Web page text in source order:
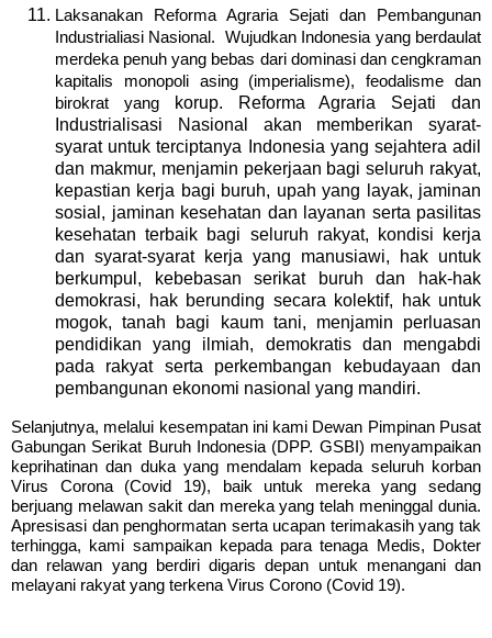
Laksanakan Reforma Agraria Sejati dan Pembangunan
Industrialiasi Nasional. Wujudkan Indonesia yang berdaulat
merdeka penuh yang bebas dari dominasi dan cengkraman
kapitalis monopoli asing (imperialisme), feodalisme dan
birokrat yang
korup.
Reforma Agraria Sejati dan
Industrialisasi Nasional akan memberikan syarat-
syarat untuk terciptanya Indonesia yang sejahtera adil
dan makmur, menjamin pekerjaan bagi seluruh rakyat,
kepastian kerja bagi buruh, upah yang layak, jaminan
sosial, jaminan kesehatan dan layanan serta pasilitas
kesehatan terbaik bagi seluruh rakyat, kondisi kerja
dan syarat-syarat kerja yang manusiawi, hak untuk
berkumpul, kebebasan serikat buruh dan hak-hak
demokrasi, hak berunding secara kolektif, hak untuk
mogok, tanah bagi kaum tani, menjamin perluasan
pendidikan yang ilmiah, demokratis dan mengabdi
pada rakyat serta perkembangan kebudayaan dan
pembangunan ekonomi nasional yang mandiri.
Selanjutnya, melalui kesempatan ini kami Dewan Pimpinan Pusat
Gabungan Serikat Buruh Indonesia (DPP. GSBI) menyampaikan
keprihatinan dan duka yang mendalam kepada seluruh korban
Virus Corona (Covid 19), baik untuk mereka yang sedang
berjuang melawan sakit dan mereka yang telah meninggal dunia.
Apresisasi dan penghormatan serta ucapan terimakasih yang tak
terhingga, kami sampaikan kepada para tenaga Medis, Dokter
dan relawan yang berdiri digaris depan untuk menangani dan
melayani rakyat yang terkena Virus Corono (Covid 19).